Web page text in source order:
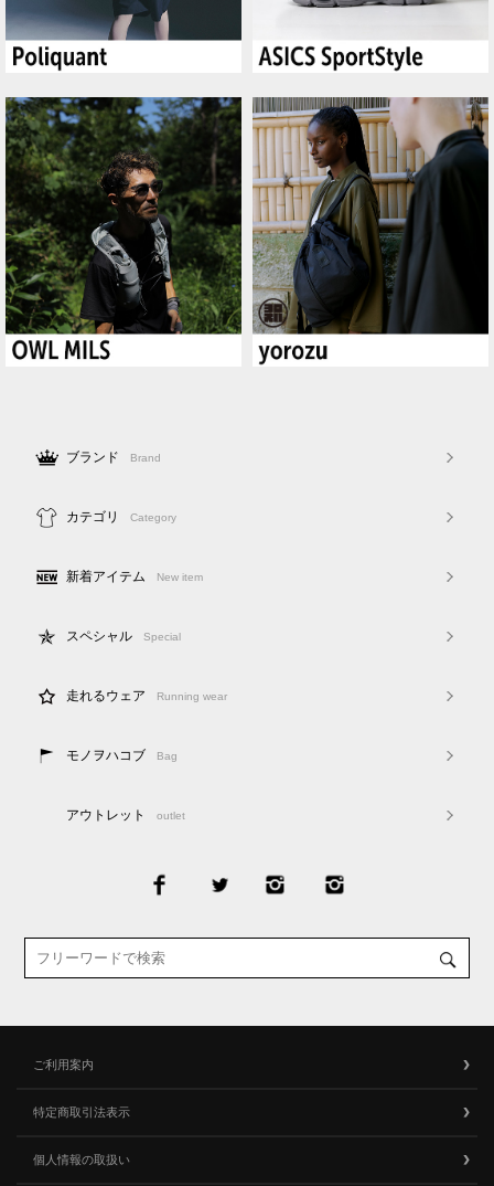
ブランド Brand
カテゴリ Category
新着アイテム New item
スペシャル Special
走れるウェア Running wear
モノヲハコブ Bag
アウトレット outlet
ご利用案内
特定商取引法表示
個人情報の取扱い